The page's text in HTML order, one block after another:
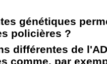
génétiques
policières ?
différentes de
comme, par